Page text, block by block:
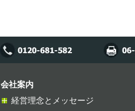
会社案内
経営理念とメッセージ